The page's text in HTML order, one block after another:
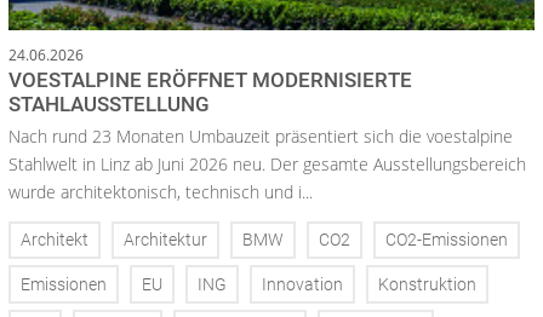
24.06.2026
VOESTALPINE ERÖFFNET MODERNISIERTE
STAHLAUSSTELLUNG
Nach rund 23 Monaten Umbauzeit präsentiert sich die voestalpine
Stahlwelt in Linz ab Juni 2026 neu. Der gesamte Ausstellungsbereich
wurde architektonisch, technisch und i...
Architekt Architektur BMW CO2 CO2-Emissionen
Emissionen EU ING Innovation Konstruktion